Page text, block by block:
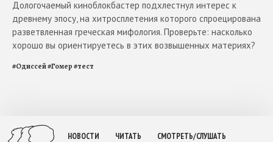
Дологочаемый киноблокбастер подхлестнул интерес к
древнему эпосу, на хитросплетения которого спроецирована
разветвленная греческая мифология. Проверьте: насколько
хорошо вы ориентируетесь в этих возвышенных материях?
#Одиссей#Гомер#тест
НОВОСТИ ЧИТАТЬ
СМОТРЕТЬ/СЛУШАТЬ